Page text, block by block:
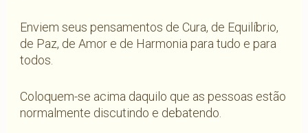
Enviem seus pensamentos de Cura, de Equilíbrio,
de Paz, de Amor e de Harmonia para tudo e para
todos.
Coloquem-se acima daquilo que as pessoas estão
normalmente discutindo e debatendo.